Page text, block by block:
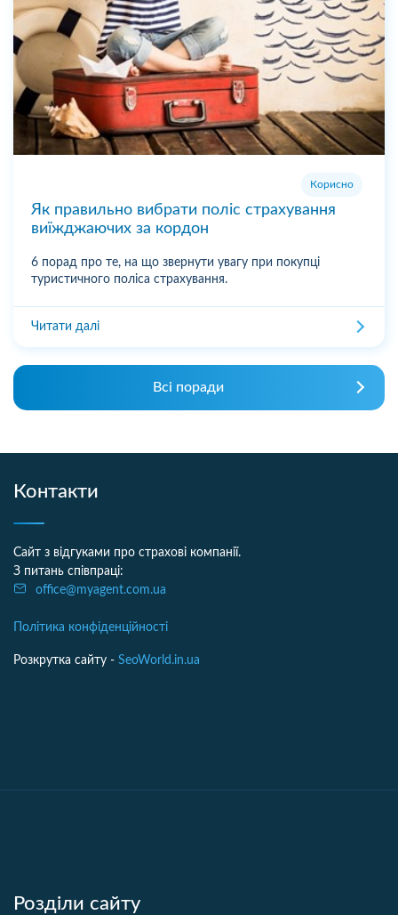
Корисно
Як правильно вибрати поліс страхування
виїжджаючих за кордон
6 порад про те, на що звернути увагу при покупці
туристичного поліса страхування.
Читати далі
Всі поради
Контакти
Сайт з відгуками про страхові компанії.
З питань співпраці:
office@myagent.com.ua
Політика конфіденційності
Розкрутка сайту - SeoWorld.in.ua
Розділи сайту